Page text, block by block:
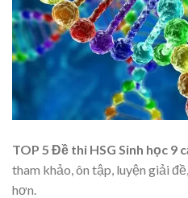
TOP 5 Đề thi HSG Sinh học 9
tham khảo, ôn tập, luyện giải
hơn.